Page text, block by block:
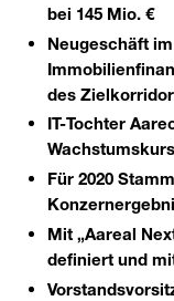
bei 145 Mio. €
Neugeschäft
des
IT-Tochter
Für 2020
Mit „Aareal
definiert und